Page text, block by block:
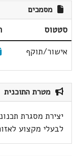
מסמכים
סטטוס
אישור/תוקף
מטרת התוכנית
יצירת מסגרת
לבעלי מקצוע